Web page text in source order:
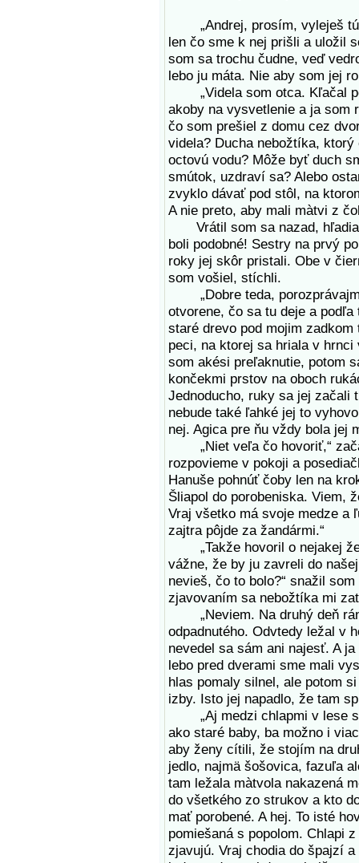
„Andrej, prosím, vyleješ tú
len čo sme k nej prišli a uložil
som sa trochu čudne, veď
lebo ju máta. Nie aby som jej
„Videla som otca. Kľačal
akoby na vysvetlenie a ja som
čo som prešiel z domu cez
videla? Ducha nebožtíka,
octovú vodu? Môže byť duch
smútok, uzdraví sa? Alebo
zvyklo dávať pod stôl, na
A nie preto, aby mali màtvi z
Vrátil som sa nazad,
boli podobné! Sestry na prvý
roky jej skôr pristali. Obe v
som vošiel, stíchli.
„Dobre teda,
otvorene, čo sa tu deje a
staré drevo pod mojim
peci, na ktorej sa hriala v
som akési preľaknutie, potom
končekmi prstov na oboch
Jednoducho, ruky sa jej začali
nebude také ľahké jej to
nej. Agica pre ňu vždy bola jej
„Niet veľa čo hovoriť,“
rozpovieme v pokoji a
Hanuše pohnúť čoby len na
Šliapol do porobeniska. Viem,
Vraj všetko má svoje medze a
zajtra pôjde za žandármi.“
„Takže hovoril o nejakej
vážne, že by ju zavreli do
nevieš, čo to bolo?“ snažil
zjavovaním sa nebožtíka mi
„Neviem. Na druhý deň
odpadnutého. Odvtedy ležal v
nevedel sa sám ani najesť. A
lebo pred dverami sme mali
hlas pomaly silnel, ale potom
izby. Isto jej napadlo, že tam
„Aj medzi chlapmi v lese
ako staré baby, ba možno i
aby ženy cítili, že stojím na
jedlo, najmä šošovica, fazuľa
tam ležala màtvola nakazená
do všetkého zo strukov a kto
mať porobené. A hej. To isté
pomiešaná s popolom. Chlapi
zjavujú. Vraj chodia do špajzí